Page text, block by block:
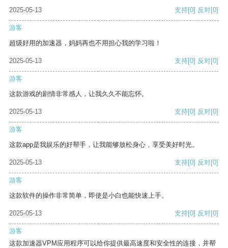
2025-05-13
支持[0] 反对[0]
游客
超级好用的加速器，妈妈再也不用担心我的学习啦！
2025-05-13 支持[0] 反对[0]
游客
这款游戏的剧情非常感人，让我久久不能忘怀。
2025-05-13 支持[0] 反对[0]
游客
这款app是我娱乐的好帮手，让我能够放松身心，享受美好时光。
2025-05-13 支持[0] 反对[0]
游客
这款软件的操作非常简单，即使是小白也能快速上手。
2025-05-13 支持[0] 反对[0]
游客
这款加速器VPM应用程序可以给你提供最高速度和安全性的连接，并帮